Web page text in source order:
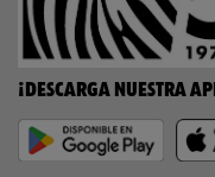
¡DESCARGA NUESTRA